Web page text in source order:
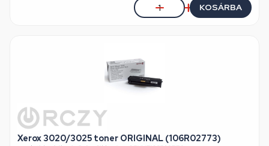
KOSÁRBA
Xerox 3020/3025 toner ORIGINAL (106R02773)